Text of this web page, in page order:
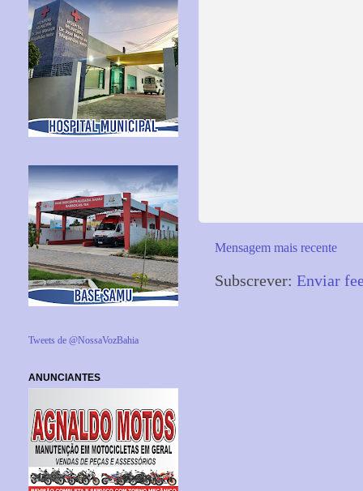
Mensagem mais recente
Subscrever: Enviar
Tweets de @NossaVozBahia
ANUNCIANTES